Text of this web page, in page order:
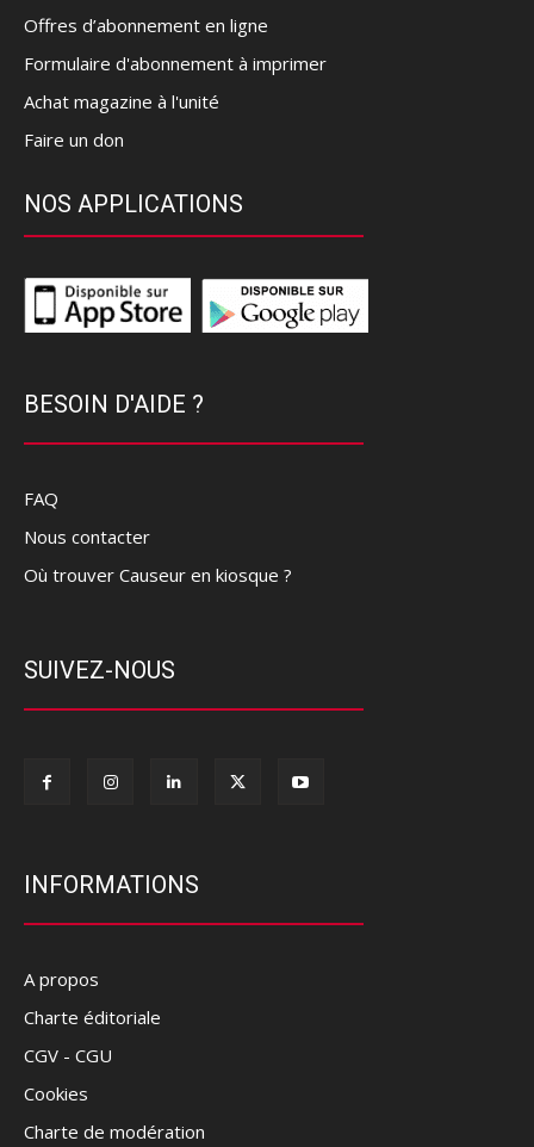
Offres d’abonnement en ligne
Formulaire d'abonnement à imprimer
Achat magazine à l'unité
Faire un don
NOS APPLICATIONS
BESOIN D'AIDE ?
FAQ
Nous contacter
Où trouver Causeur en kiosque ?
SUIVEZ-NOUS
INFORMATIONS
A propos
Charte éditoriale
CGV - CGU
Cookies
Charte de modération